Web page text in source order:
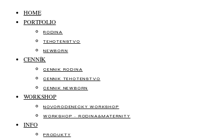
HOME
PORTFOLIO
RODINA
TEHOTENSTVO
NEWBORN
CENNÍK
CENNÍK RODINA
CENNÍK TEHOTENSTVO
CENNÍK NEWBORN
WORKSHOP
NOVORODENECKÝ WORKSHOP
WORKSHOP – RODINA&MATERNITY
INFO
PRODUKTY